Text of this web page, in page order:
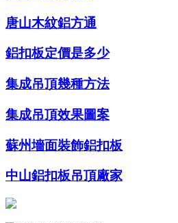
唐山木紋鋁方通
鋁扣板定價是多少
集成吊頂幾種方法
集成吊頂效果圖案
蘇州墻面裝飾鋁扣板
中山鋁扣板吊頂廠家